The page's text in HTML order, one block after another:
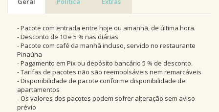
- Pacote com entrada entre hoje ou amanhã, de última hora.
- Desconto de 10 e 5 % nas diárias
- Pacote com café da manhã incluso, servido no restaurante
Pinaúna
- Pagamento em Pix ou depósito bancário 5 % de desconto.
- Tarifas de pacotes não são reembolsáveis nem remarcáveis
- Disponibilidade de pacote conforme disponibilidade de
apartamentos
- Os valores dos pacotes podem sofrer alteração sem aviso
prévio